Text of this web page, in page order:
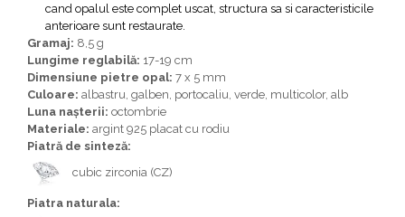
cand opalul este complet uscat, structura sa si caracteristicile
anterioare sunt restaurate.
Gramaj: 8,5 g
Lungime reglabilă: 17-19 cm
Dimensiune pietre opal: 7 x 5 mm
Culoare: albastru, galben, portocaliu, verde, multicolor, alb
Luna nașterii: octombrie
Materiale: argint 925 placat cu rodiu
Piatră de sinteză:
cubic zirconia (CZ)
Piatra naturala: